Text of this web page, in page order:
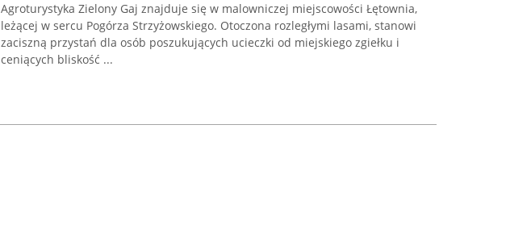
Agroturystyka Zielony Gaj znajduje się w malowniczej miejscowości Łętownia,
leżącej w sercu Pogórza Strzyżowskiego. Otoczona rozległymi lasami, stanowi
zaciszną przystań dla osób poszukujących ucieczki od miejskiego zgiełku i
ceniących bliskość ...